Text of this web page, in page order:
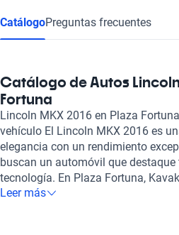
CatálogoPreguntas frecuentes
Catálogo de Autos
Fortuna
Lincoln MKX 2016 en Plaza
vehículo El Lincoln MKX 2016 es
elegancia con un rendimiento
buscan un automóvil que
tecnología. En Plaza Fortuna,
opción que no solo asegura
Leer más